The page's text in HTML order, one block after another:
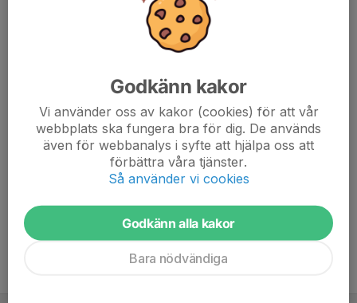
Det vi går igenom teoretiskt kommer vi träna på praktiskt.
Vi återkommer om nästa tillfälle. Vi kommer fortsätta med kap
1 Grunderna även nästa gång.
Dela nyhet
Godkänn kakor
Vi använder oss av kakor (cookies) för att vår
webbplats ska fungera bra för dig. De används
även för webbanalys i syfte att hjälpa oss att
förbättra våra tjänster.
Så använder vi cookies
Godkänn alla kakor
Bara nödvändiga